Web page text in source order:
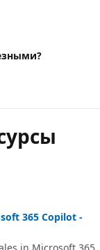
365 Copilot -